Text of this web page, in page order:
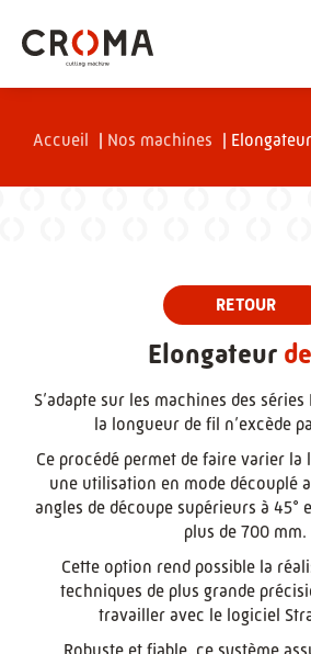
Accueil | Nos machines |
Elongateur
S’adapte sur les machines des séries
la longueur de fil n’excède
Ce procédé permet de faire varier
une utilisation en mode découplé
angles de découpe supérieurs à 45°
plus de 700 mm.
Cette option rend possible la
techniques de plus grande
travailler avec le logiciel